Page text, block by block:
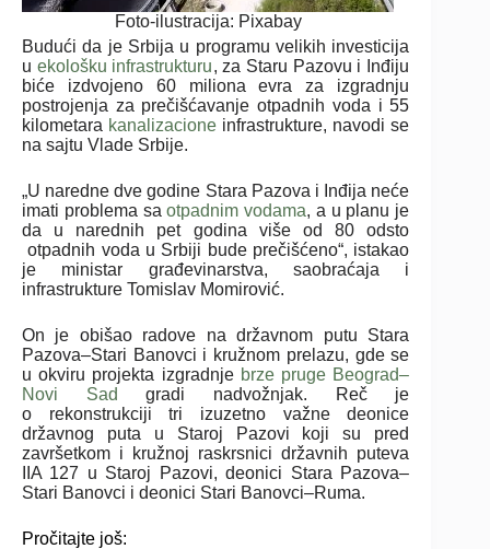
Foto-ilustracija: Pixabay
Budući da je Srbija u programu velikih investicija
u ekološku infrastrukturu, za Staru Pazovu i Inđiju
biće izdvojeno 60 miliona evra za izgradnju
postrojenja za prečišćavanje otpadnih voda i 55
kilometara kanalizacione infrastrukture, navodi se
na sajtu Vlade Srbije.
„U naredne dve godine Stara Pazova i Inđija neće
imati problema saotpadnim vodama, a u planu je
da u narednih pet godina više od 80 odsto
otpadnih voda u Srbiji bude prečišćeno“, istakao
je ministar građevinarstva, saobraćaja i
infrastrukture Tomislav Momirović.
On je obišao radove na državnom putu Stara
Pazova–Stari Banovci i kružnom prelazu, gde se
u okviru projekta izgradnje brze pruge Beograd–
Novi Sad gradi nadvožnjak. Reč je
o rekonstrukciji tri izuzetno važne deonice
državnog puta u Staroj Pazovi koji su pred
završetkom i kružnoj raskrsnici državnih puteva
IIA 127 u Staroj Pazovi, deonici Stara Pazova–
Stari Banovci i deonici Stari Banovci–Ruma.
Pročitajte još: